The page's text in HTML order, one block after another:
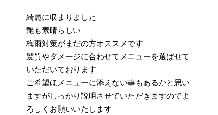
綺麗に収まりました
艶も素晴らしい
梅雨対策がまだの方オススメです
髪質やダメージに合わせてメニューを選ばせて
いただいております
ご希望ほメニューに添えない事もあるかと思い
ますがしっかり説明させていただきますのでよ
ろしくお願いいたします